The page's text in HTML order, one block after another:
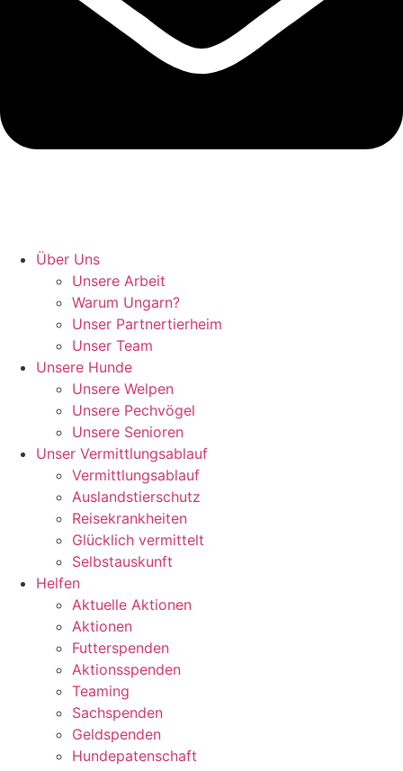
Über Uns
Unsere Arbeit
Warum Ungarn?
Unser Partnertierheim
Unser Team
Unsere Hunde
Unsere Welpen
Unsere Pechvögel
Unsere Senioren
Unser Vermittlungsablauf
Vermittlungsablauf
Auslandstierschutz
Reisekrankheiten
Glücklich vermittelt
Selbstauskunft
Helfen
Aktuelle Aktionen
Aktionen
Futterspenden
Aktionsspenden
Teaming
Sachspenden
Geldspenden
Hundepatenschaft